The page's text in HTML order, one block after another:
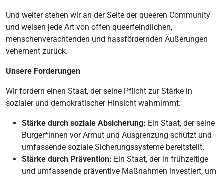
Und weiter stehen wir an der Seite der queeren Community
und weisen jede Art von offen queerfeindlichen,
menschenverachtenden und hassfördernden Äußerungen
vehement zurück.
Unsere Forderungen
Wir fordern einen Staat, der seine Pflicht zur Stärke in
sozialer und demokratischer Hinsicht wahrnimmt:
Stärke durch soziale Absicherung: Ein Staat, der seine
Bürger*innen vor Armut und Ausgrenzung schützt und
umfassende soziale Sicherungssysteme bereitstellt.
Stärke durch Prävention: Ein Staat, der in frühzeitige
und umfassende präventive Maßnahmen investiert, um